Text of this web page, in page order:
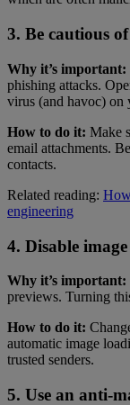
3. Be cautious
Why it’s important:
phishing attacks.
virus (and havoc) on
How to do it: Make
email attachments.
contacts.
Related reading:
engineering
4. Disable
Why it’s important:
previews. Turning
How to do it:
automatic image
trusted senders.
5. Use an anti-